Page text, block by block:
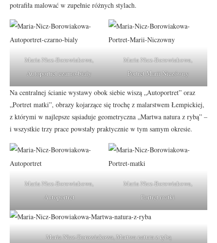
potrafiła malować w zupełnie różnych stylach.
Maria Nicz-Borowiakowa,
Autoportret czarno-biały
Maria Nicz-Borowiakowa,
Portret Marii Niczówny
Na centralnej ścianie wystawy obok siebie wiszą „Autoportret” oraz
„Portret matki”, obrazy kojarzące się trochę z malarstwem Łempickiej,
z którymi w najlepsze sąsiaduje geometryczna „Martwa natura z rybą” –
i wszystkie trzy prace powstały praktycznie w tym samym okresie.
Maria Nicz-Borowiakowa,
Autoportret
Maria Nicz-Borowiakowa,
Portret matki
Maria Nicz-Borowiakowa, Martwa natura z rybą